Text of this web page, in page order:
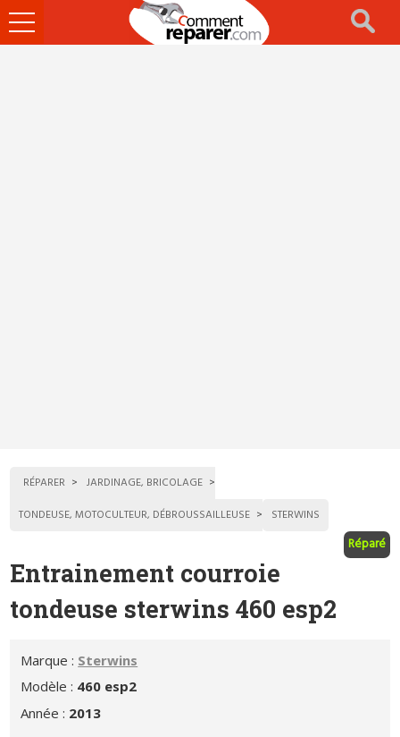
Ouvrir
le
RÉPARER
JARDINAGE, BRICOLAGE
TONDEUSE, MOTOCULTEUR, DÉBROUSSAILLEUSE
STERWINS
Réparé
Entrainement courroie
tondeuse sterwins 460 esp2
Marque : Sterwins
Modèle : 460 esp2
Année : 2013